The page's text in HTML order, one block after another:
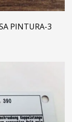
PINTURA-3